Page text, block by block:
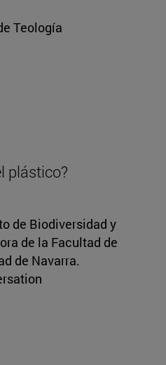
Teología
plástico?
de Biodiversidad y
de la Facultad de
de Navarra.